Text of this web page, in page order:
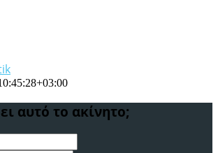
αυτό το ακίνητο;